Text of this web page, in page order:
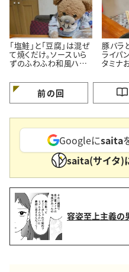
「塩鮭」と「豆腐」は混ぜ
て焼くだけ。ソースいら
ずのふわふわ和風ハン
豚バラ
ライパ
タミナ
前の回
Googleにsaita
saita(サイタ)
容姿至上主義の